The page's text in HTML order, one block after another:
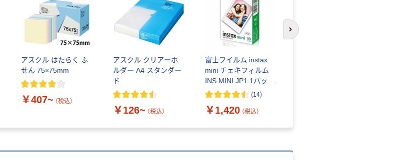
アスクル はたらく ふ
せん 75×75mm
￥407~ （税込）
アスクル クリアーホ
ルダー A4 スタンダー
ド
￥126~ （税込）
富士フイルム instax
mini チェキフィルム
INS MINI JP1 1パック
（10枚入り）
(14)
￥1,420 （税込）
次のスライドへ